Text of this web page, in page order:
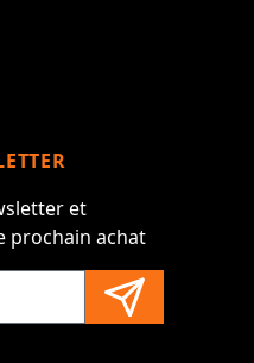
et
prochain achat